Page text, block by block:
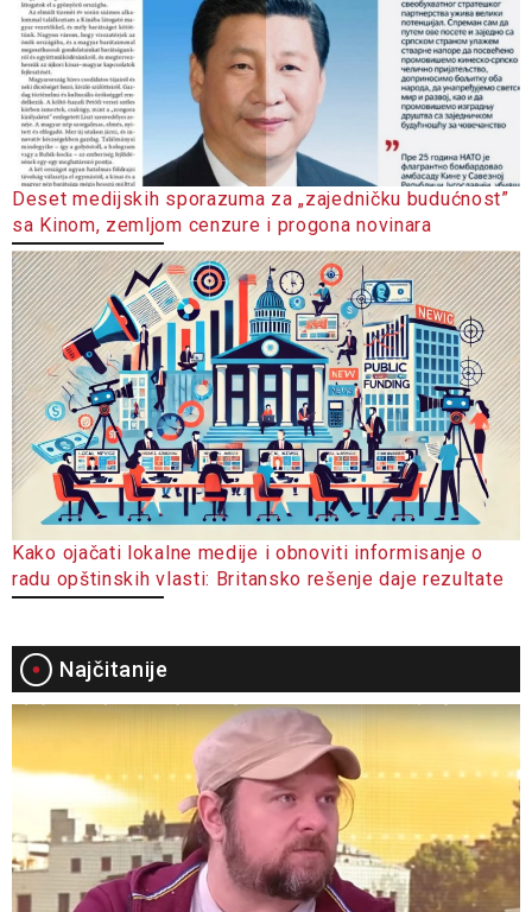
Deset medijskih sporazuma za „zajedničku budućnost”
sa Kinom, zemljom cenzure i progona novinara
Kako ojačati lokalne medije i obnoviti informisanje o
radu opštinskih vlasti: Britansko rešenje daje rezultate
Najčitanije